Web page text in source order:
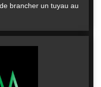
brancher un tuyau au